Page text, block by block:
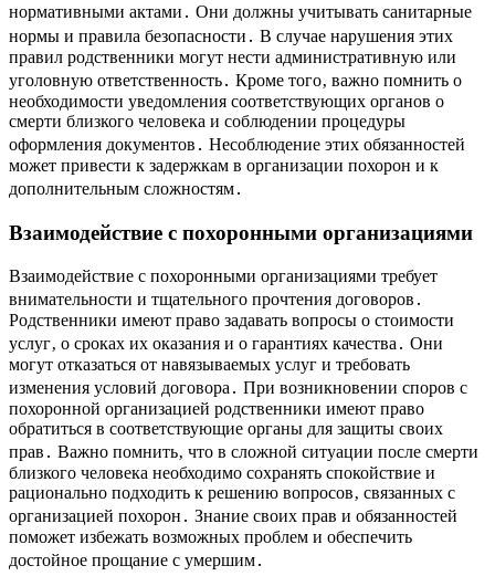
нормативными актами․ Они должны учитывать санитарные
нормы и правила безопасности․ В случае нарушения этих
правил родственники могут нести административную или
уголовную ответственность․ Кроме того‚ важно помнить о
необходимости уведомления соответствующих органов о
смерти близкого человека и соблюдении процедуры
оформления документов․ Несоблюдение этих обязанностей
может привести к задержкам в организации похорон и к
дополнительным сложностям․
Взаимодействие с похоронными организациями
Взаимодействие с похоронными организациями требует
внимательности и тщательного прочтения договоров․
Родственники имеют право задавать вопросы о стоимости
услуг‚ о сроках их оказания и о гарантиях качества․ Они
могут отказаться от навязываемых услуг и требовать
изменения условий договора․ При возникновении споров с
похоронной организацией родственники имеют право
обратиться в соответствующие органы для защиты своих
прав․ Важно помнить‚ что в сложной ситуации после смерти
близкого человека необходимо сохранять спокойствие и
рационально подходить к решению вопросов‚ связанных с
организацией похорон․ Знание своих прав и обязанностей
поможет избежать возможных проблем и обеспечить
достойное прощание с умершим․